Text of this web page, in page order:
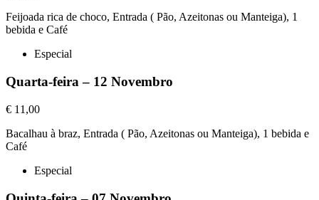
Feijoada rica de choco, Entrada ( Pão, Azeitonas ou Manteiga), 1
bebida e Café
Especial
Quarta-feira – 12 Novembro
€ 11,00
Bacalhau à braz, Entrada ( Pão, Azeitonas ou Manteiga), 1 bebida e
Café
Especial